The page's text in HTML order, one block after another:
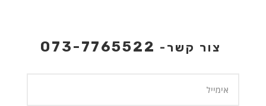
צור קשר- 073-7765522